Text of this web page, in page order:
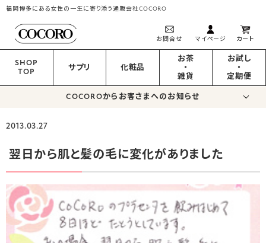
福岡博多にある女性の一生に寄り添う通販会社COCORO
お問合せ マイページ カート
SHOP
TOP
サプリ 化粧品
お茶
・
雑貨
お試し
・
定期便
COCOROからお客さまへのお知らせ
2013.03.27
翌日から肌と髪の毛に変化がありました